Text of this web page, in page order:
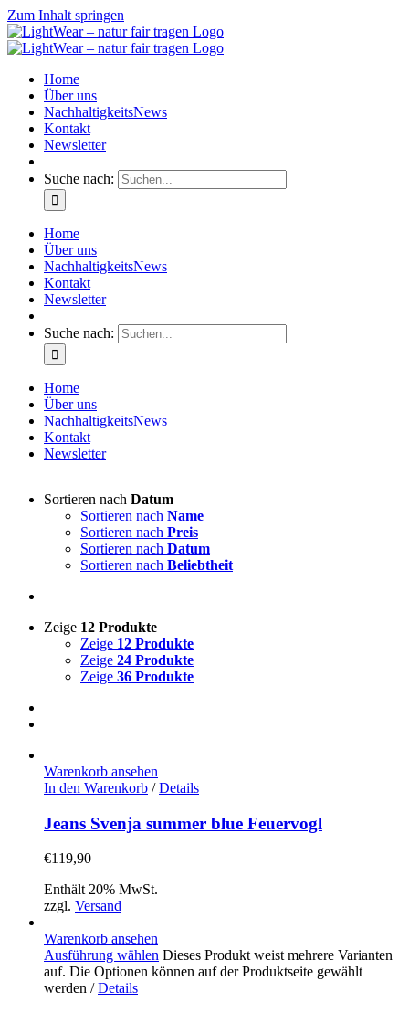
Zum Inhalt springen
Home
Über uns
NachhaltigkeitsNews
Kontakt
Newsletter
Suche nach:
Home
Über uns
NachhaltigkeitsNews
Kontakt
Newsletter
Suche nach:
Home
Über uns
NachhaltigkeitsNews
Kontakt
Newsletter
Sortieren nach Datum
Sortieren nach Name
Sortieren nach Preis
Sortieren nach Datum
Sortieren nach Beliebtheit
Zeige 12 Produkte
Zeige 12 Produkte
Zeige 24 Produkte
Zeige 36 Produkte
Warenkorb ansehen
In den Warenkorb / Details
Jeans Svenja summer blue Feuervogl
€119,90
Enthält 20% MwSt.
zzgl. Versand
Warenkorb ansehen
Ausführung wählen Dieses Produkt weist mehrere Varianten
auf. Die Optionen können auf der Produktseite gewählt
werden / Details